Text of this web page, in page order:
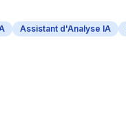
Assistant d'Analyse IA